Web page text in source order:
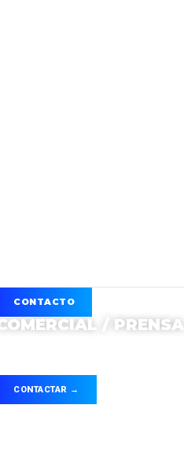
CONTACTO
COMERCIAL / PRENSA
CONTACTAR →